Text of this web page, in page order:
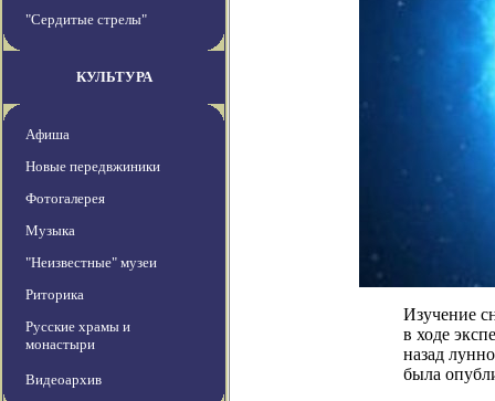
"Сердитые стрелы"
КУЛЬТУРА
Афиша
Новые передвжиники
Фотогалерея
Музыка
"Неизвестные" музеи
Риторика
Русские храмы и
монастыри
Видеоархив
Изучение
в ходе
назад
была